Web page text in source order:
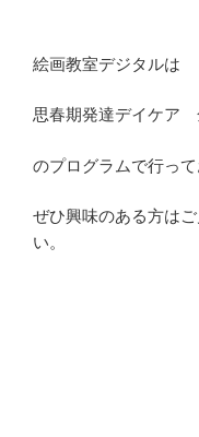
絵画教室デジタルは
思春期発達デイケア
のプログラムで行って
ぜひ興味のある方は
い。